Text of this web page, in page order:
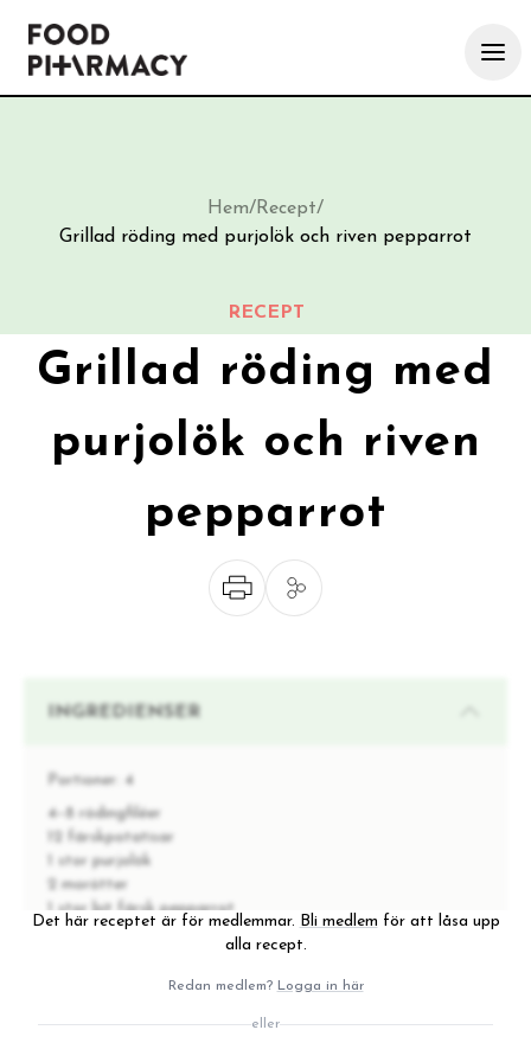
Hem/Recept/
Grillad röding med purjolök och riven pepparrot
RECEPT
Grillad röding med
purjolök och riven
pepparrot
INGREDIENSER
Portioner: 4
4–8 rödingfiléer
12 färskpotatisar
1 stor purjolök
2 morötter
1 stor bit färsk pepparrot
Det här receptet är för medlemmar. Bli medlem för att låsa upp
alla recept.
Redan medlem? Logga in här
eller